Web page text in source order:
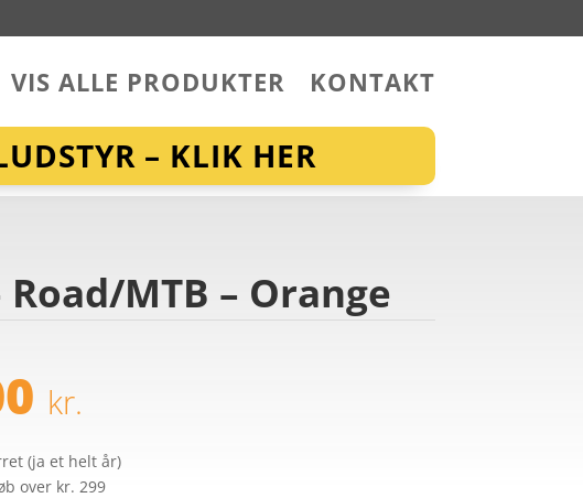
VIS ALLE PRODUKTER KONTAKT
– KLIK HER
MTB – Orange
kr.
(ja et helt år)
over kr. 299